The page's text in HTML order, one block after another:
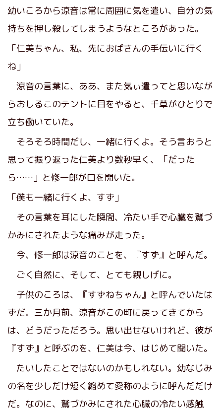
幼いころから涼音は常に周囲に気を遣い、自分の気
持ちを押し殺してしまうようなところがあった。
「仁美ちゃん、私、先におばさんの手伝いに行く
ね」
涼音の言葉に、ああ、また気ぃ遣ってと思いなが
らおしるこのテントに目をやると、千草がひとりで
立ち働いていた。
そろそろ時間だし、一緒に行くよ。そう言おうと
思って振り返った仁美より数秒早く、「だった
ら……」と修一郎が口を開いた。
「僕も一緒に行くよ、すず」
その言葉を耳にした瞬間、冷たい手で心臓を鷲づ
かみにされたような痛みが走った。
今、修一郎は涼音のことを、『すず』と呼んだ。
ごく自然に、そして、とても親しげに。
子供のころは、『すずねちゃん』と呼んでいたは
ずだ。三か月前、涼音がこの町に戻ってきてから
は、どうだっただろう。思い出せないけれど、彼が
『すず』と呼ぶのを、仁美は今、はじめて聞いた。
たいしたことではないのかもしれない。幼なじみ
の名を少しだけ短く縮めて愛称のように呼んだだけ
だ。なのに、鷲づかみにされた心臓の冷たい感触